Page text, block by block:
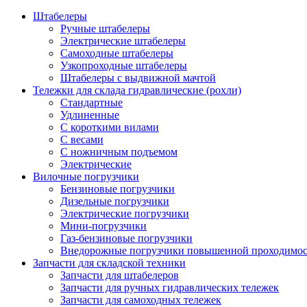
Штабелеры
Ручные штабелеры
Электрические штабелеры
Самоходные штабелеры
Узкопроходные штабелеры
Штабелеры с выдвижной мачтой
Тележки для склада гидравлические (рохли)
Стандартные
Удлиненные
С короткими вилами
С весами
С ножничным подъемом
Электрические
Вилочные погрузчики
Бензиновые погрузчики
Дизельные погрузчики
Электрические погрузчики
Мини-погрузчики
Газ-бензиновые погрузчики
Внедорожные погрузчики повышенной
Запчасти для складской техники
Запчасти для штабелеров
Запчасти для ручных гидравлических тележек
Запчасти для самоходных тележек